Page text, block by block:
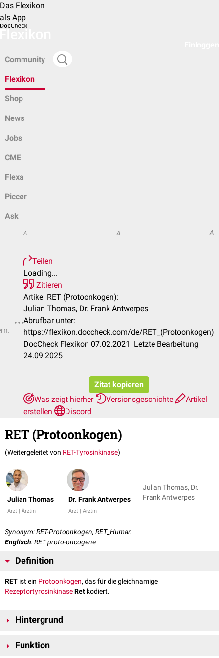
Das Flexikon
als App
Community
Flexikon
Shop
News
Jobs
CME
Flexa
Piccer
Ask
A A A
Teilen
Loading...
Zitieren
Artikel RET (Protoonkogen):
Julian Thomas, Dr. Frank Antwerpes
Abrufbar unter:
https://flexikon.doccheck.com/de/RET_(Protoonkogen)
DocCheck Flexikon 07.02.2021. Letzte Bearbeitung
24.09.2025
Zitat kopieren
Was zeigt hierher
Versionsgeschichte
Artikel
erstellen
Discord
RET (Protoonkogen)
(Weitergeleitet von RET-Tyrosinkinase)
Julian Thomas
Arzt | Ärztin
Dr. Frank Antwerpes
Arzt | Ärztin
Julian Thomas, Dr.
Frank Antwerpes
Synonym: RET-Protoonkogen, RET_Human
Englisch: RET proto-oncogene
Definition
RET ist ein Protoonkogen, das für die gleichnamige
RezeptortyrosinkinaseRet kodiert.
Hintergrund
kodiert für eine membranständige Rezeptortyrosinkinase, die aus 1.086
Funktion